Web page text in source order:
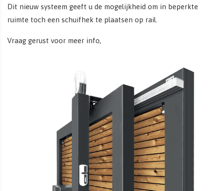
Dit nieuw systeem geeft u de mogelijkheid om in beperkte
ruimte toch een schuifhek te plaatsen op rail.
Vraag gerust voor meer info,